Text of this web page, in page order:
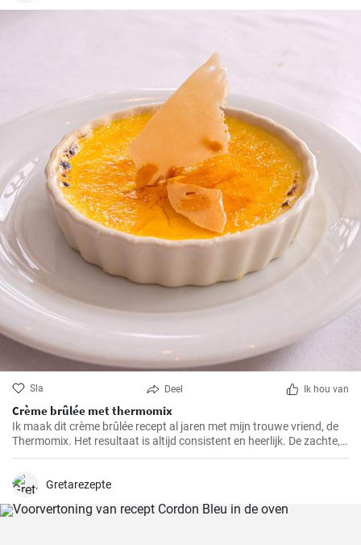
Sla Deel Ik hou van
Crème brûlée met thermomix
Ik maak dit crème brûlée recept al jaren met mijn trouwe vriend, de
Thermomix. Het resultaat is altijd consistent en heerlijk. De zachte,
romige textuur, de knapperige karamelkorst en de eenvoudige maar
Gretarezepte